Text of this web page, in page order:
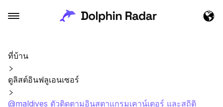
ที่บ้าน
ดูลิสต์อินฟลูเอนเซอร์
@maldives ตัวติดตามอินสตาแกรมเคาน์เตอร์ และสถิติ